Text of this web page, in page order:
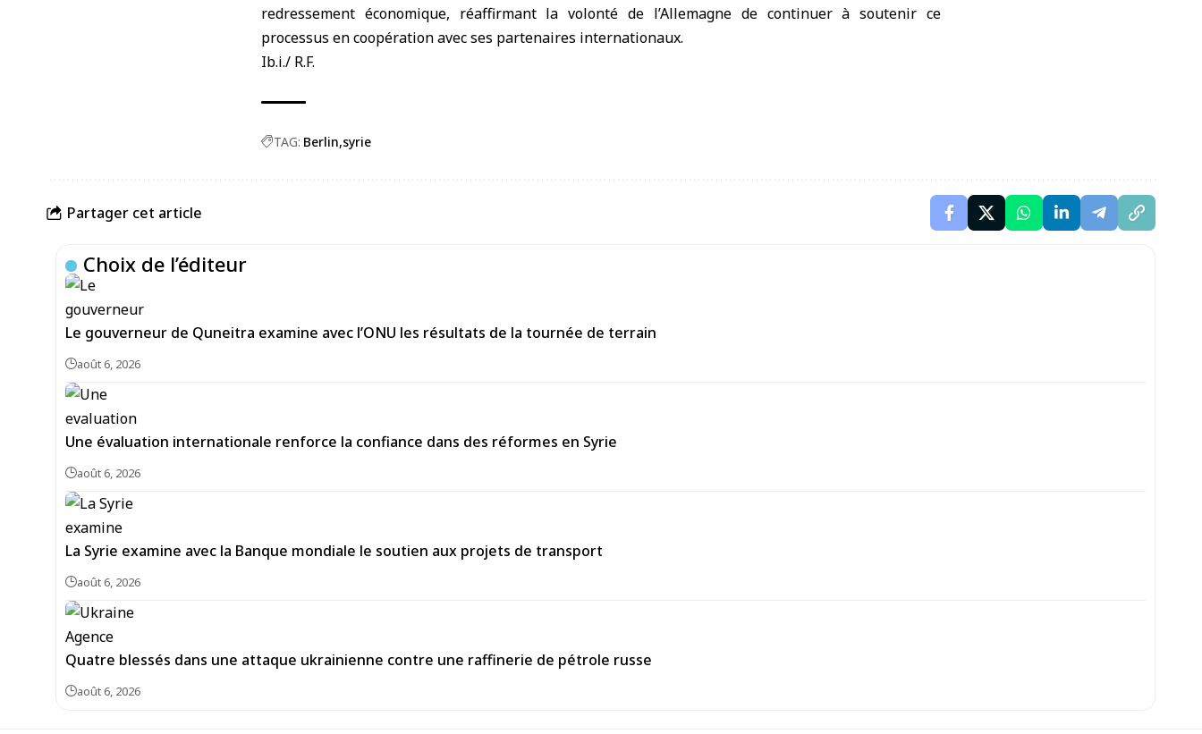
redressement économique, réaffirmant la volonté de l’Allemagne de continuer à soutenir ce
processus en coopération avec ses partenaires internationaux.
Ib.i./ R.F.
TAG: Berlin syrie
Partager cet article
Choix de l’éditeur
Le gouverneur de Quneitra examine avec l’ONU les résultats de la tournée de terrain
août 6, 2026
Une évaluation internationale renforce la confiance dans des réformes en Syrie
août 6, 2026
La Syrie examine avec la Banque mondiale le soutien aux projets de transport
août 6, 2026
Quatre blessés dans une attaque ukrainienne contre une raffinerie de pétrole russe
août 6, 2026